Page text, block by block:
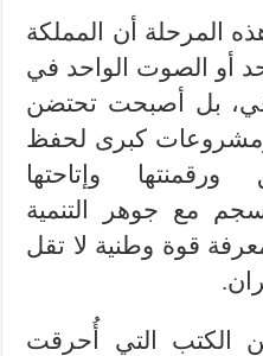
المرحلة أن المملكة
أو الصوت الواحد في
بل أصبحت تحتضن
كبرى لحفظ
ورقمنتها وإتاحتها
مع جوهر التنمية
قوة وطنية لا تقل
الكتب التي أُحرقت